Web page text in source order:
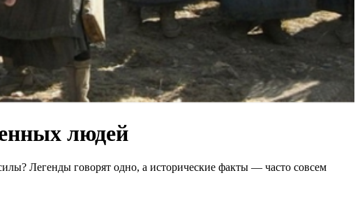
людей
Легенды говорят одно, а исторические факты — часто совсем